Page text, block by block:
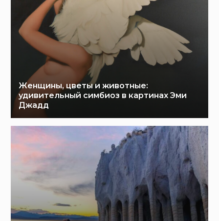
Женщины, цветы и животные:
удивительный симбиоз в картинах Эми
Джадд